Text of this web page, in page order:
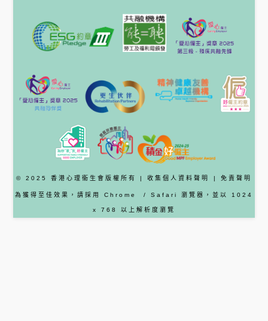
© 2025 香港心理衞生會版權所有 | 收集個人資料聲明 | 免責聲明
為獲得至佳效果，請採用 Chrome / Safari 瀏覽器 ，並以 1024
x 768 以上解析度瀏覽